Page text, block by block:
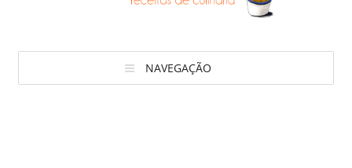
NAVEGAÇÃO